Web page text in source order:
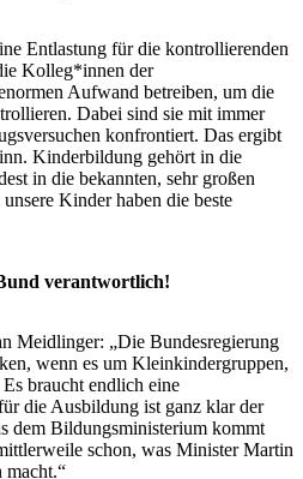
Entlastung für die kontrollierenden
Kolleg*innen der
Aufwand betreiben, um die
Dabei sind sie mit immer
konfrontiert. Das ergibt
Kinderbildung gehört in die
in die bekannten, sehr großen
Kinder haben die beste
verantwortlich!
Meidlinger: „Die Bundesregierung
wenn es um Kleinkindergruppen,
braucht endlich eine
die Ausbildung ist ganz klar der
dem Bildungsministerium kommt
schon, was Minister Martin
macht.“